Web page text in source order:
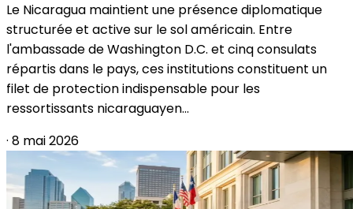
Le Nicaragua maintient une présence diplomatique
structurée et active sur le sol américain. Entre
l'ambassade de Washington D.C. et cinq consulats
répartis dans le pays, ces institutions constituent un
filet de protection indispensable pour les
ressortissants nicaraguayen...
· 8 mai 2026